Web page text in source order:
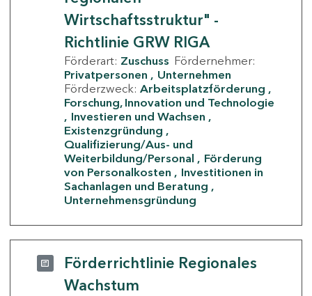
Wirtschaftsstruktur" -
Richtlinie GRW RIGA
Förderart: Zuschuss Fördernehmer:
Privatpersonen
Unternehmen
Förderzweck: Arbeitsplatzförderung
Forschung, Innovation und Technologie
Investieren und Wachsen
Existenzgründung
Qualifizierung/Aus- und
Weiterbildung/Personal
Förderung
von Personalkosten
Investitionen in
Sachanlagen und Beratung
Unternehmensgründung
Förderrichtlinie Regionales
Wachstum